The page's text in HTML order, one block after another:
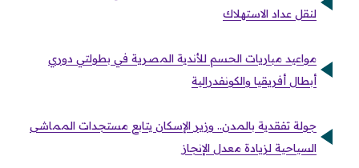
لنقل عداد الاستهلاك
مواعيد مباريات الحسم للأندية المصرية في بطولتي دوري
أبطال أفريقيا والكونفدرالية
جولة تفقدية بالمدن.. وزير الإسكان يتابع مستجدات المماشى
السياحية لزيادة معدل الإنجاز